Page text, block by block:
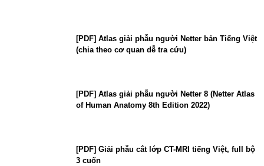
[PDF] Atlas giải phẫu người Netter bản Tiếng Việt
(chia theo cơ quan dễ tra cứu)
[PDF] Atlas giải phẫu người Netter 8 (Netter Atlas
of Human Anatomy 8th Edition 2022)
[PDF] Giải phẫu cắt lớp CT-MRI tiếng Việt, full bộ
3 cuốn